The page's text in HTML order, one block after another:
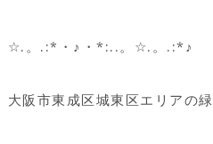
☆.。.:*・♪・*:..。☆.。.:*♪
大阪市東成区城東区エリアの